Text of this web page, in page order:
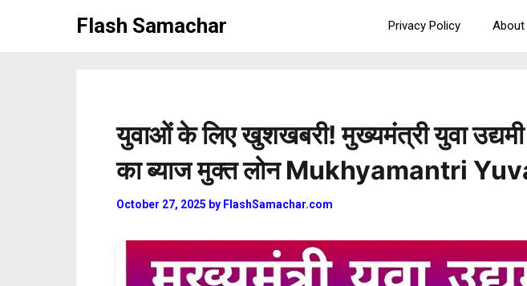
Flash Samachar Privacy Policy About
युवाओं के लिए खुशखबरी! मुख्यमंत्री युवा
का ब्याज मुक्त लोन Mukhyamantri
October 27, 2025 by FlashSamachar.com